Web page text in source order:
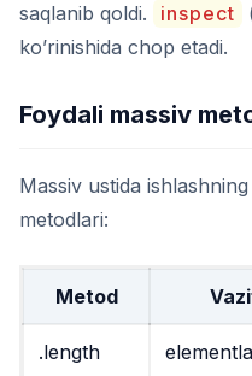
saqlanib qoldi.
inspect
ko’rinishida chop etadi.
Foydali massiv
Massiv ustida
metodlari:
Metod
.length